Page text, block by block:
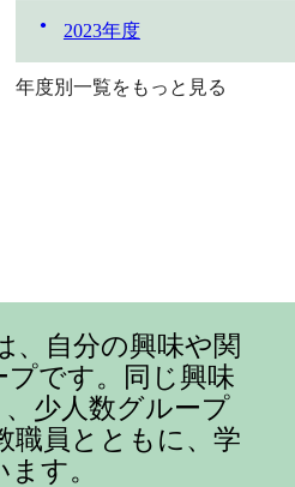
2023年度
年度別一覧をもっと見る
、自分の興味や関
です。同じ興味
少人数グループ
職員とともに、学
す。